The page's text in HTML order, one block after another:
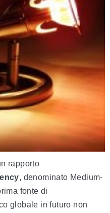
rapporto
, denominato Medium-
fonte di
globale in futuro non